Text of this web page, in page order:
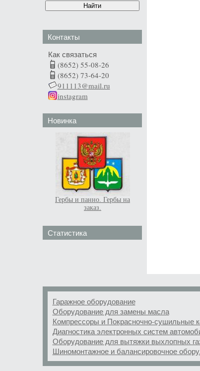
Контакты
Как связаться
(8652) 55-08-26
(8652) 73-64-20
911113@mail.ru
instagram
Новинка
Гербы и панно. Гербы на
заказ.
Статистика
Гаражное оборудование
Оборудование для замены масла
Компрессоры и Покрасночно-сушильные
Диагностика электронных систем
Оборудование для вытяжки выхлопных
Шиномонтажное и балансировочное